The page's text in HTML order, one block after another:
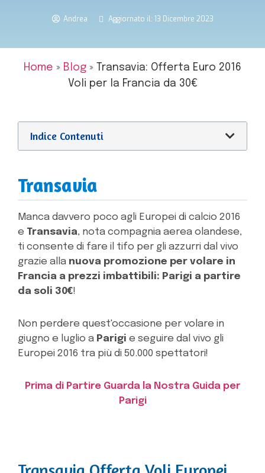
Andrea Aggiornato il: 13 Dicembre 2023
Home » Blog »
Transavia: Offerta Euro 2016
Voli per la Francia da 30€
Indice Contenuti
Transavia
Manca davvero poco agli Europei di calcio 2016
e Transavia, nota compagnia aerea olandese,
ti consente di fare il tifo per gli azzurri dal vivo
grazie alla nuova promozione per volare in
Francia a prezzi imbattibili: Parigi a partire
da soli 30€!
Non perdere quest'occasione per volare in
giugno e luglio a Parigi e seguire dal vivo gli
Europei 2016 tra più di 50.000 spettatori!
Prima di Partire Guarda la Nostra Guida per
Parigi